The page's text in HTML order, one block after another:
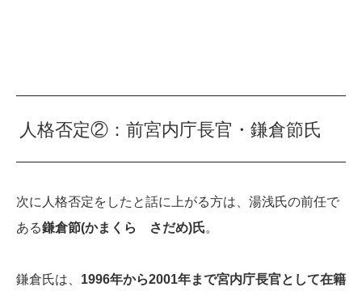
人格否定②：前宮内庁長官・鎌倉節氏
次に人格否定をしたと話に上がる方は、湯浅氏の前任で
ある鎌倉節(かまくら さだめ)氏。
鎌倉氏は、 1996年から2001年まで宮内庁長官として在籍